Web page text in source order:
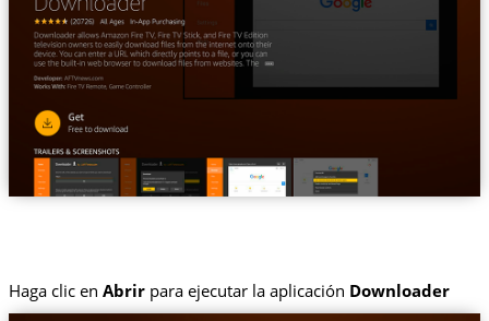
Haga clic en Abrirpara ejecutar la aplicación Downloader